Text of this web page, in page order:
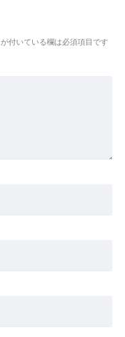
が付いている欄は必須項目です